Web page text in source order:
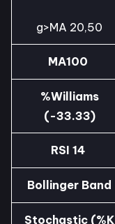
g>MA 20,50
MA100
%Williams
(-33.33)
RSI 14
Bollinger Band
Stochastic (%K